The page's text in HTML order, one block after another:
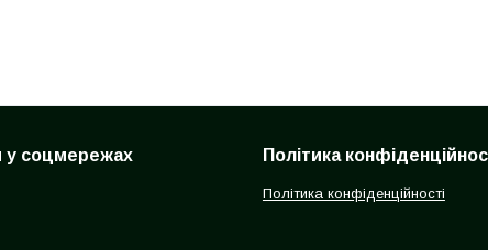
у соцмережах Політика
Політика конфіденційності